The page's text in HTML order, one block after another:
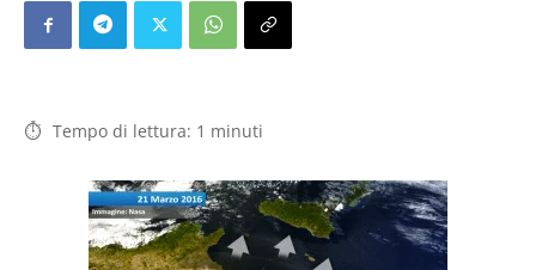
Tempo di lettura: 1 minuti